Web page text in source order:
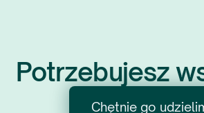
Potrzebujesz
Chętnie go